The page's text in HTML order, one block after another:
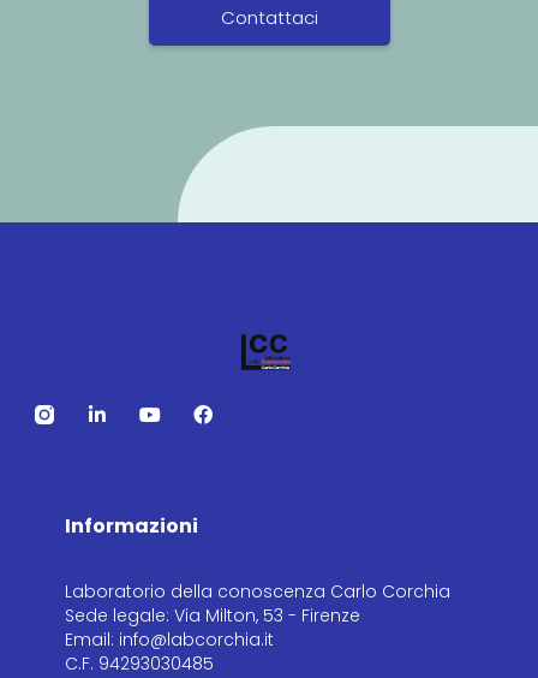
Contattaci
Informazioni
Laboratorio della conoscenza Carlo Corchia
Sede legale: Via Milton, 53 - Firenze
Email: info@labcorchia.it
C.F. 94293030485